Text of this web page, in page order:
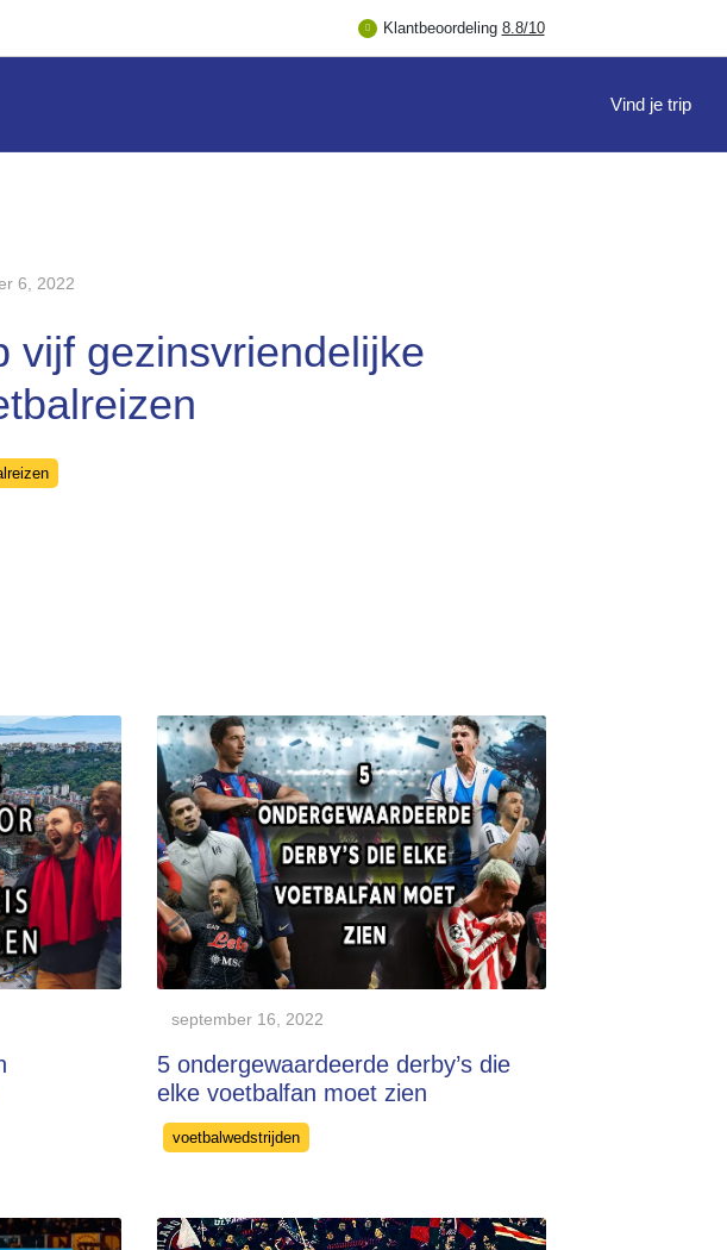
Klantbeoordeling 8.8/10
Vind je trip
6, 2022
vijf gezinsvriendelijke
september 16, 2022
5 ondergewaardeerde derby’s die
elke voetbalfan moet zien
Categories
voetbalwedstrijden